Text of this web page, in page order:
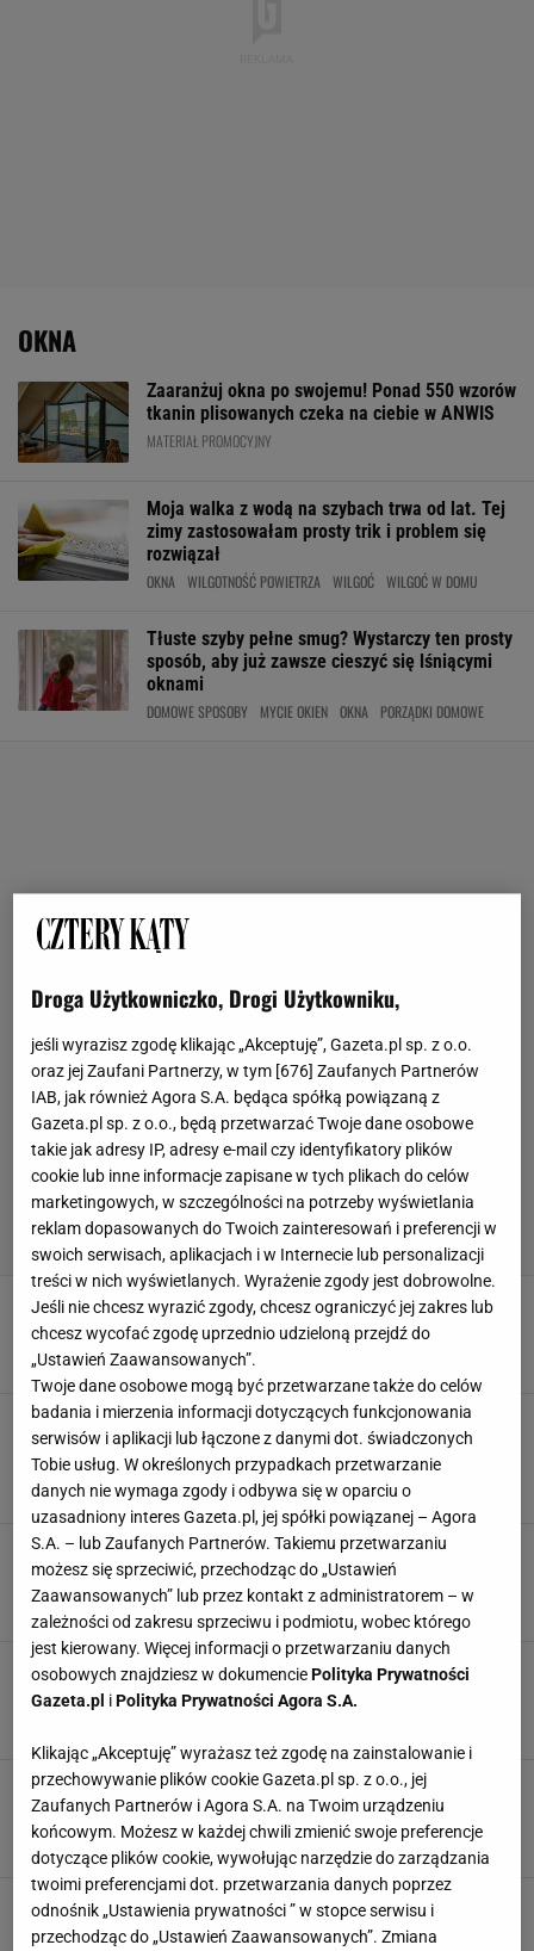
OKNA
Zaaranżuj okna po swojemu! Ponad 550 wzorów
tkanin plisowanych czeka na ciebie w ANWIS
MATERIAŁ PROMOCYJNY
Moja walka z wodą na szybach trwa od lat. Tej
zimy zastosowałam prosty trik i problem się
rozwiązał
OKNA WILGOTNOŚĆ POWIETRZA WILGOĆ WILGOĆ W DOMU
Tłuste szyby pełne smug? Wystarczy ten prosty
sposób, aby już zawsze cieszyć się lśniącymi
oknami
DOMOWE SPOSOBY MYCIE OKIEN OKNA PORZĄDKI DOMOWE
Zaparowane szyby w domu? Z tym jednym
produktem pożegnasz ten problem na zawsze
DOM DOMOWE SPOSOBY
Nieszczelne okna zimą? Tryb zimowy rozwiąże
problem. Nie każdy o nim wie, a pomaga
zaoszczędzić
DOM NIESZCZELNE OKNA OKNA OSZCZĘDZANIE
Jak myć okna, aby były lśniące i bez smug?
Wypróbuj ten patent, a efekty cię zaskoczą
JAK MYĆ OKNA MYCIE OKIEN OKNA PORADY
Rolety rzymskie, dzień noc i inne. Jak zrobić
roletę?
Karnisze: rodzaje, przeznaczenie, pomysły na
aranżacje. Jak dopasować karnisz do wnętrza?
DEKORACJE DO POKOJU DEKORACJE WNĘTRZ KARNISZ OKNA
Okiennice: nie tylko na upały [WIDEO]
OKNA OKNA BALKONOWE OKNA TARASOWE
Droga Użytkowniczko, Drogi Użytkowniku,
jeśli wyrazisz zgodę klikając „Akceptuję”, Gazeta.pl sp. z o.o.
oraz jej Zaufani Partnerzy, w tym [676] Zaufanych Partnerów
IAB, jak również Agora S.A. będąca spółką powiązaną z
Gazeta.pl sp. z o.o., będą przetwarzać Twoje dane osobowe
takie jak adresy IP, adresy e-mail czy identyfikatory plików
cookie lub inne informacje zapisane w tych plikach do celów
marketingowych, w szczególności na potrzeby wyświetlania
reklam dopasowanych do Twoich zainteresowań i preferencji w
swoich serwisach, aplikacjach i w Internecie lub personalizacji
treści w nich wyświetlanych. Wyrażenie zgody jest dobrowolne.
Jeśli nie chcesz wyrazić zgody, chcesz ograniczyć jej zakres lub
chcesz wycofać zgodę uprzednio udzieloną przejdź do
„Ustawień Zaawansowanych”.
Twoje dane osobowe mogą być przetwarzane także do celów
badania i mierzenia informacji dotyczących funkcjonowania
serwisów i aplikacji lub łączone z danymi dot. świadczonych
Tobie usług. W określonych przypadkach przetwarzanie
danych nie wymaga zgody i odbywa się w oparciu o
uzasadniony interes Gazeta.pl, jej spółki powiązanej – Agora
S.A. – lub Zaufanych Partnerów. Takiemu przetwarzaniu
możesz się sprzeciwić, przechodząc do „Ustawień
Zaawansowanych” lub przez kontakt z administratorem – w
zależności od zakresu sprzeciwu i podmiotu, wobec którego
jest kierowany. Więcej informacji o przetwarzaniu danych
osobowych znajdziesz w dokumenciePolityka Prywatności
Gazeta.pl iPolityka Prywatności Agora S.A.
Klikając „Akceptuję” wyrażasz też zgodę na zainstalowanie i
przechowywanie plików cookie Gazeta.pl sp. z o.o., jej
Zaufanych Partnerów i Agora S.A. na Twoim urządzeniu
końcowym. Możesz w każdej chwili zmienić swoje preferencje
dotyczące plików cookie, wywołując narzędzie do zarządzania
twoimi preferencjami dot. przetwarzania danych poprzez
odnośnik „Ustawienia prywatności ” w stopce serwisu i
przechodząc do „Ustawień Zaawansowanych”. Zmiana